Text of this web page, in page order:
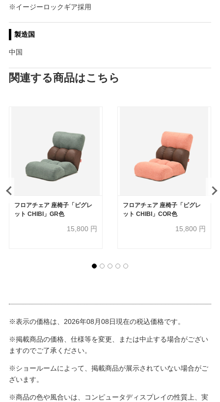
※イージーロックギア採用
製造国
中国
関連する商品はこちら
フロアチェア 座椅子「ピグレ
ット CHIBI」GR色
15,800 円
フロアチェア 座椅子「ピグレ
ット CHIBI」COR色
15,800 円
※表示の価格は、2026年08月08日現在の税込価格です。
※掲載商品の価格、仕様等を変更、または中止する場合がござい
ますのでご了承ください。
※ショールームによって、掲載商品が展示されていない場合がご
ざいます。
※商品の色や風合いは、コンピュータディスプレイの性質上、実